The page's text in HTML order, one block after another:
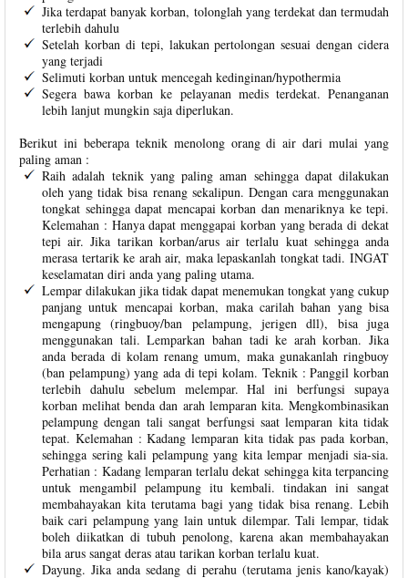
Jika terdapat banyak korban, tolonglah yang terdekat dan termudah
terlebih dahulu
Setelah korban di tepi, lakukan pertolongan sesuai dengan cidera
yang terjadi
Selimuti korban untuk mencegah kedinginan/hypothermia
Segera bawa korban ke pelayanan medis terdekat. Penanganan
lebih lanjut mungkin saja diperlukan.
Berikut ini beberapa teknik menolong orang di air dari mulai yang
paling aman :
Raih adalah teknik yang paling aman sehingga dapat dilakukan
oleh yang tidak bisa renang sekalipun. Dengan cara menggunakan
tongkat sehingga dapat mencapai korban dan menariknya ke tepi.
Kelemahan : Hanya dapat menggapai korban yang berada di dekat
tepi air. Jika tarikan korban/arus air terlalu kuat sehingga anda
merasa tertarik ke arah air, maka lepaskanlah tongkat tadi. INGAT
keselamatan diri anda yang paling utama.
Lempar dilakukan jika tidak dapat menemukan tongkat yang cukup
panjang untuk mencapai korban, maka carilah bahan yang bisa
mengapung (ringbuoy/ban pelampung, jerigen dll), bisa juga
menggunakan tali. Lemparkan bahan tadi ke arah korban. Jika
anda berada di kolam renang umum, maka gunakanlah ringbuoy
(ban pelampung) yang ada di tepi kolam. Teknik : Panggil korban
terlebih dahulu sebelum melempar. Hal ini berfungsi supaya
korban melihat benda dan arah lemparan kita. Mengkombinasikan
pelampung dengan tali sangat berfungsi saat lemparan kita tidak
tepat. Kelemahan : Kadang lemparan kita tidak pas pada korban,
sehingga sering kali pelampung yang kita lempar menjadi sia-sia.
Perhatian : Kadang lemparan terlalu dekat sehingga kita terpancing
untuk mengambil pelampung itu kembali. tindakan ini sangat
membahayakan kita terutama bagi yang tidak bisa renang. Lebih
baik cari pelampung yang lain untuk dilempar. Tali lempar, tidak
boleh diikatkan di tubuh penolong, karena akan membahayakan
bila arus sangat deras atau tarikan korban terlalu kuat.
Dayung. Jika anda sedang di perahu (terutama jenis kano/kayak)